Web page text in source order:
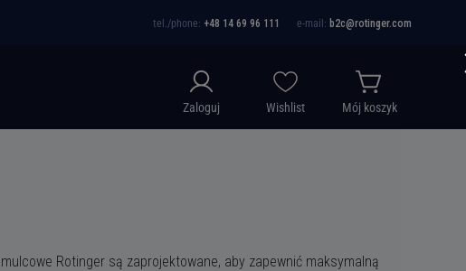
tel./phone: +48 14 69 96 111 e-mail: b2c@rotinger.com
Zaloguj Wishlist Mój koszyk
Rotinger są zaprojektowane, aby zapewnić maksymalną